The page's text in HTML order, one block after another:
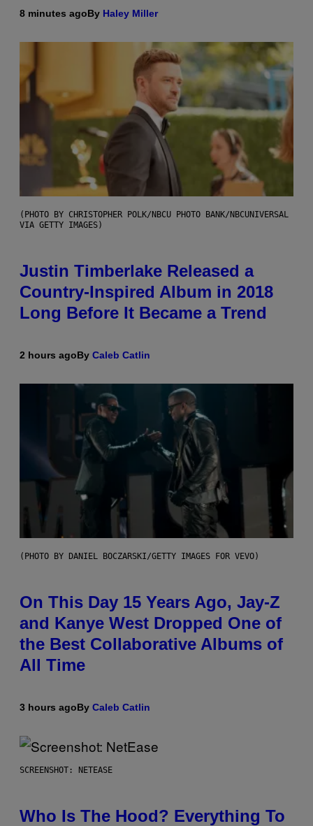
8 minutes agoBy Haley Miller
(PHOTO BY CHRISTOPHER POLK/NBCU PHOTO BANK/NBCUNIVERSAL
VIA GETTY IMAGES)
Justin Timberlake Released a
Country-Inspired Album in 2018
Long Before It Became a Trend
2 hours agoBy Caleb Catlin
(PHOTO BY DANIEL BOCZARSKI/GETTY IMAGES FOR VEVO)
On This Day 15 Years Ago, Jay-Z
and Kanye West Dropped One of
the Best Collaborative Albums of
All Time
3 hours agoBy Caleb Catlin
SCREENSHOT: NETEASE
Who Is The Hood? Everything To